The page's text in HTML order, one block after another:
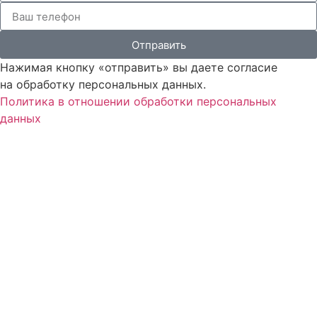
Отправить
Нажимая кнопку «отправить» вы даете согласие
на обработку персональных данных.
Политика в отношении обработки персональных
данных